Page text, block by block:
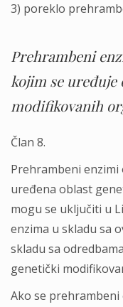
3) poreklo
Prehrambeni
kojim se
modifikovanih
Član 8.
Prehrambeni
uređena oblast
mogu se uklјučiti u
enzima u skladu sa
skladu sa
genetički
Ako se prehrambeni